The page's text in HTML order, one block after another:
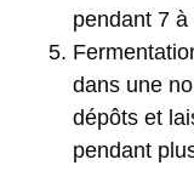
pendant 7 à
dans une
dépôts et
pendant